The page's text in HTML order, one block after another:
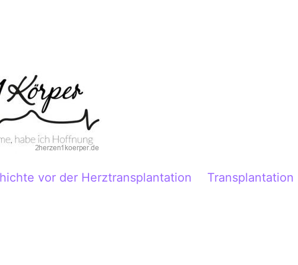
vor der Herztransplantation Transplantation